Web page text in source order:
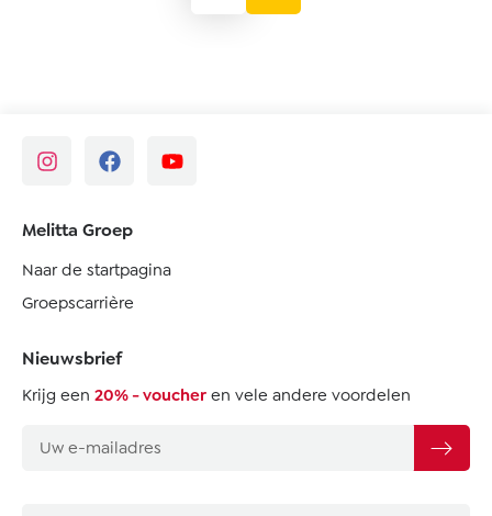
Melitta Groep
Naar de startpagina
Groepscarrière
Nieuwsbrief
Krijg een 20% - voucher en vele andere voordelen